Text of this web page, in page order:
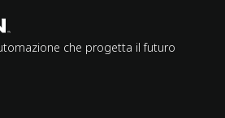
che progetta il futuro